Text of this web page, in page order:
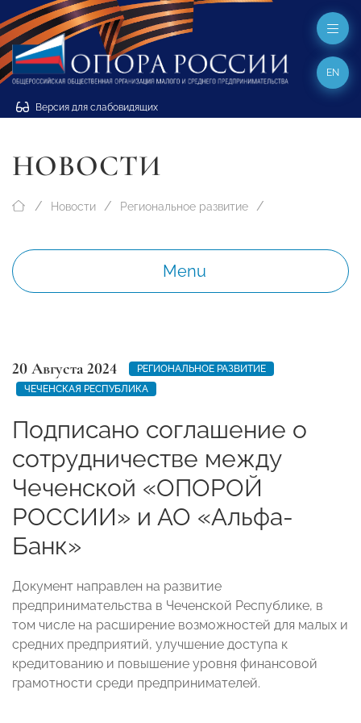
Версия для слабовидящих
EN
НОВОСТИ
Новости Региональное развитие
Menu
20 Августа 2024
РЕГИОНАЛЬНОЕ РАЗВИТИЕ
ЧЕЧЕНСКАЯ РЕСПУБЛИКА
Подписано соглашение о
сотрудничестве между
Чеченской «ОПОРОЙ
РОССИИ» и АО «Альфа-
Банк»
Документ направлен на развитие
предпринимательства в Чеченской Республике, в
том числе на расширение возможностей для малых и
средних предприятий, улучшение доступа к
кредитованию и повышение уровня финансовой
грамотности среди предпринимателей.